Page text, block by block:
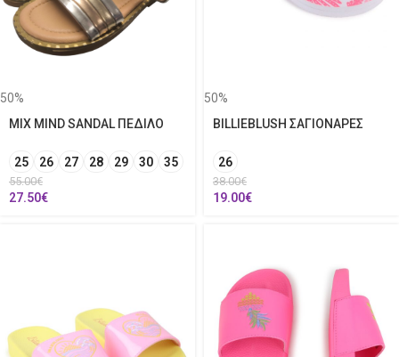
50%
MIX MIND SANDAL ΠΕΔΙΛΟ
25 26 27 28 29 30 35
55.00€
27.50€
50%
BILLIEBLUSH ΣΑΓΙΟΝΑΡΕΣ
26
38.00€
19.00€